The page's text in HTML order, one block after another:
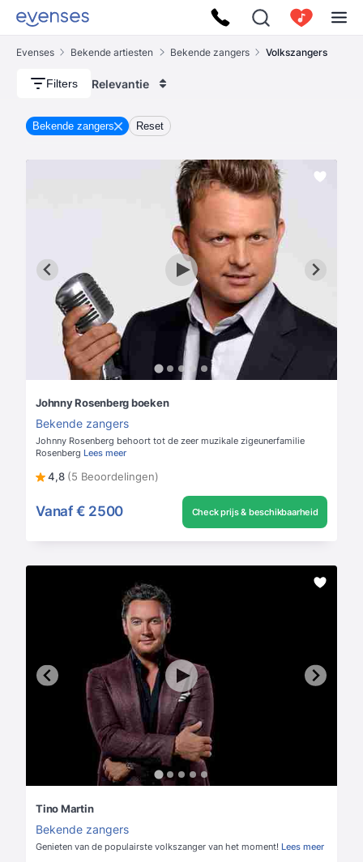
Evenses Bekende artiesten Bekende zangers Volkszangers
Filters Relevantie
Bekende zangers Reset
Johnny Rosenberg boeken
Bekende zangers
Johnny Rosenberg behoort tot de zeer muzikale zigeunerfamilie
Rosenberg Lees meer
4,8 (5 Beoordelingen)
Vanaf € 2500 Check prijs & beschikbaarheid
Tino Martin
Bekende zangers
Genieten van de populairste volkszanger van het moment! Lees meer